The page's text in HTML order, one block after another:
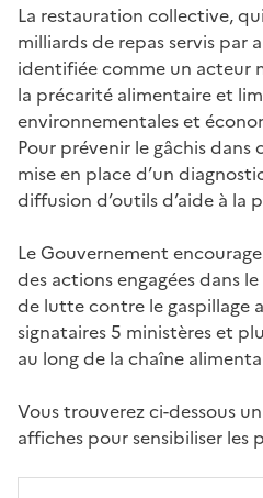
La restauration collective,
milliards de repas servis par
identifiée comme un acteur
la précarité alimentaire et
environnementales et
Pour prévenir le gâchis dans
mise en place d’un
diffusion d’outils d’aide à la
Le Gouvernement
des actions engagées dans
de lutte contre le gaspillage
signataires 5 ministères et
au long de la chaîne
Vous trouverez ci-dessous
affiches pour sensibiliser les